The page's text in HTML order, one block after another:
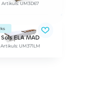
Artikuls: UM3D67
Sols ELA MAD
Artikuls: UM371LM